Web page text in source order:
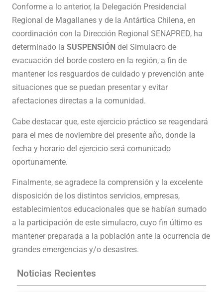
Conforme a lo anterior, la Delegación Presidencial
Regional de Magallanes y de la Antártica Chilena, en
coordinación con la Dirección Regional SENAPRED, ha
determinado la SUSPENSIÓN del Simulacro de
evacuación del borde costero en la región, a fin de
mantener los resguardos de cuidado y prevención ante
situaciones que se puedan presentar y evitar
afectaciones directas a la comunidad.
Cabe destacar que, este ejercicio práctico se reagendará
para el mes de noviembre del presente año, donde la
fecha y horario del ejercicio será comunicado
oportunamente.
Finalmente, se agradece la comprensión y la excelente
disposición de los distintos servicios, empresas,
establecimientos educacionales que se habían sumado
a la participación de este simulacro, cuyo fin último es
mantener preparada a la población ante la ocurrencia de
grandes emergencias y/o desastres.
Noticias Recientes